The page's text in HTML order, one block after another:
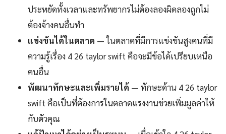
ประหยัดทั้งเวลาและทรัพยากรไม่ต้องลองผิดลองถูกไม่
ต้องจ้างคนอื่นทำ
แข่งขันได้ในตลาด — ในตลาดที่มีการแข่งขันสูงคนที่มี
ความรู้เรื่อง 4 26 taylor swift คือจะมีข้อได้เปรียบเหนือ
คนอื่น
พัฒนาทักษะและเพิ่มรายได้ — ทักษะด้าน 4 26 taylor
swift คือเป็นที่ต้องการในตลาดแรงงานช่วยเพิ่มมูลค่าให้
กับตัวคุณ